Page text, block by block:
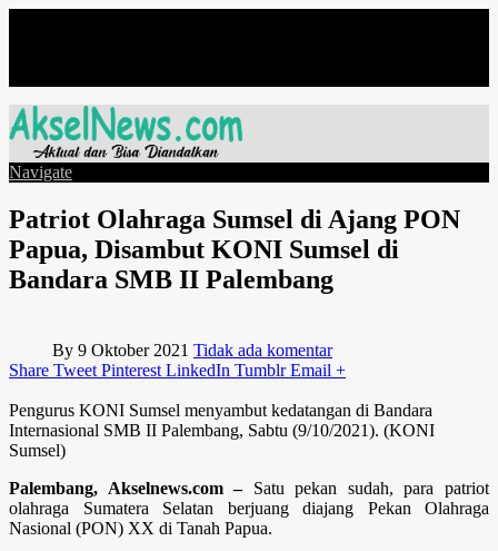
Navigate
Patriot Olahraga Sumsel di Ajang PON
Papua, Disambut KONI Sumsel di
Bandara SMB II Palembang
By 9 Oktober 2021 Tidak ada komentar
Share Tweet Pinterest LinkedIn Tumblr Email +
Pengurus KONI Sumsel menyambut kedatangan di Bandara
Internasional SMB II Palembang, Sabtu (9/10/2021). (KONI
Sumsel)
Palembang, Akselnews.com –Satu pekan sudah, para patriot
olahraga Sumatera Selatan berjuang diajang Pekan Olahraga
Nasional (PON) XX di Tanah Papua.